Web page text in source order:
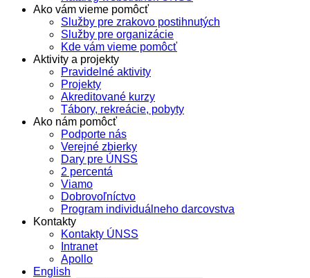
Ako vám vieme pomôcť
Služby pre zrakovo postihnutých
Služby pre organizácie
Kde vám vieme pomôcť
Aktivity a projekty
Pravidelné aktivity
Projekty
Akreditované kurzy
Tábory, rekreácie, pobyty
Ako nám pomôcť
Podporte nás
Verejné zbierky
Dary pre ÚNSS
2 percentá
Viamo
Dobrovoľníctvo
Program individuálneho darcovstva
Kontakty
Kontakty ÚNSS
Intranet
Apollo
English